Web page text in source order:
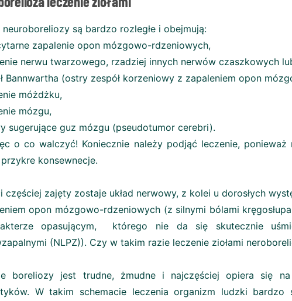
neuroboreliozy są bardzo rozległe i obejmują:
zapalenie opon mózgowo-rdzeniowych,
nerwu twarzowego, rzadziej innych nerwów czaszkowych
Bannwartha (ostry zespół korzeniowy z zapaleniem opon
móżdżku,
mózgu,
sugerujące guz mózgu (pseudotumor cerebri).
o co walczyć! Koniecznie należy podjąć leczenie, ponieważ
konsewnecje.
częściej zajęty zostaje układ nerwowy, z kolei u dorosłych
opon mózgowo-rdzeniowych (z silnymi bólami
opasującym, którego nie da się skutecznie
(NLPZ)). Czy w takim razie leczenie ziołami
boreliozy jest trudne, żmudne i najczęściej opiera się na
W takim schemacie leczenia organizm ludzki bardzo